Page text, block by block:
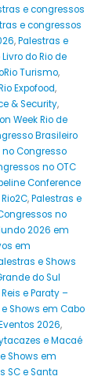
e congressos
e congressos
,Palestras e
do Rio de
Turismo,
Expofood,
& Security,
Week Rio de
Brasileiro
Congresso
no OTC
Conference
,Palestras e
no
2026 em
em
e Shows
do Sul
e Paraty –
Shows em Cabo
2026,
e Macaé
Shows em
SC e Santa